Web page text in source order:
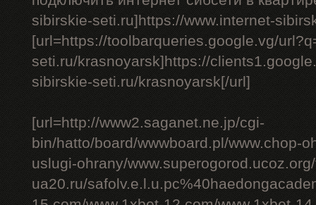
sibirskie-seti.ru]https://www.internet-
[url=https://toolbarqueries.google.vg/
seti.ru/krasnoyarsk]https://
sibirskie-seti.ru/krasnoyarsk[/url]
[url=http://www2.saganet.ne.jp/cgi-
bin/hatto/board/wwwboard.pl/www.chop-
uslugi-ohrany/
ua20.ru/